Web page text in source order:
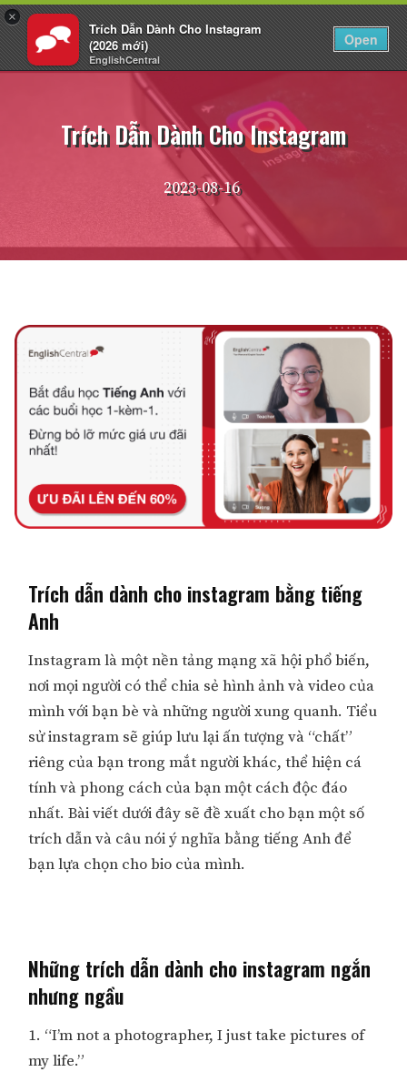
×
Trích Dẫn Dành Cho Instagram
(2026 mới)
EnglishCentral
Open
Đăng nhập VI
Chuyển
Trích Dẫn Dành Cho Instagram
2023-08-16
Trích dẫn dành cho instagram bằng tiếng
Anh
Instagram là một nền tảng mạng xã hội phổ biến,
nơi mọi người có thể chia sẻ hình ảnh và video của
mình với bạn bè và những người xung quanh. Tiểu
sử instagram sẽ giúp lưu lại ấn tượng và “chất”
riêng của bạn trong mắt người khác, thể hiện cá
tính và phong cách của bạn một cách độc đáo
nhất. Bài viết dưới đây sẽ đề xuất cho bạn một số
trích dẫn và câu nói ý nghĩa bằng tiếng Anh để
bạn lựa chọn cho bio của mình.
Những trích dẫn dành cho instagram ngắn
nhưng ngầu
1. “I’m not a photographer, I just take pictures of
my life.”